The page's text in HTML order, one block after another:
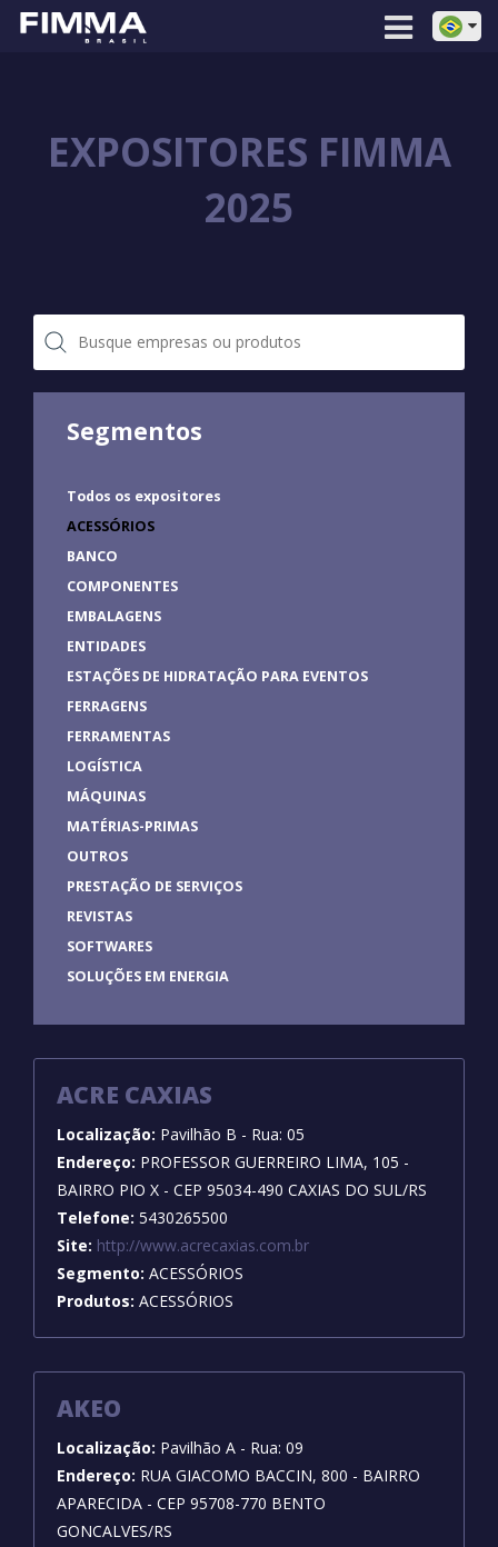
EXPOSITORES FIMMA
2025
Segmentos
Todos os expositores
ACESSÓRIOS
BANCO
COMPONENTES
EMBALAGENS
ENTIDADES
ESTAÇÕES DE HIDRATAÇÃO PARA EVENTOS
FERRAGENS
FERRAMENTAS
LOGÍSTICA
MÁQUINAS
MATÉRIAS-PRIMAS
OUTROS
PRESTAÇÃO DE SERVIÇOS
REVISTAS
SOFTWARES
SOLUÇÕES EM ENERGIA
ACRE CAXIAS
Localização: Pavilhão B - Rua: 05
Endereço: PROFESSOR GUERREIRO LIMA, 105 -
BAIRRO PIO X - CEP 95034-490 CAXIAS DO SUL/RS
Telefone: 5430265500
Site: http://www.acrecaxias.com.br
Segmento: ACESSÓRIOS
Produtos: ACESSÓRIOS
AKEO
Localização: Pavilhão A - Rua: 09
Endereço: RUA GIACOMO BACCIN, 800 - BAIRRO
APARECIDA - CEP 95708-770 BENTO
GONCALVES/RS